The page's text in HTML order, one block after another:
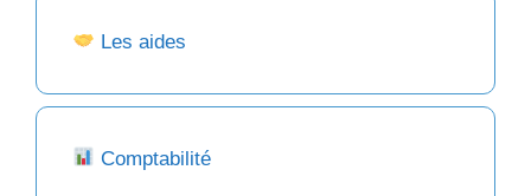
Les aides
Comptabilité